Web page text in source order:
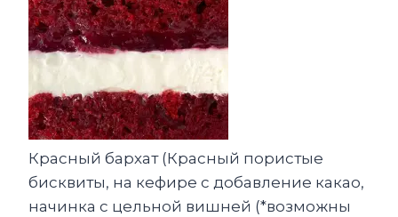
Красный бархат (Красный пористые
бисквиты, на кефире с добавление какао,
начинка с цельной вишней (*возможны